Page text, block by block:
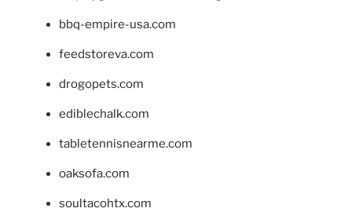
bbq-empire-usa.com
feedstoreva.com
drogopets.com
ediblechalk.com
tabletennisnearme.com
oaksofa.com
soultacohtx.com